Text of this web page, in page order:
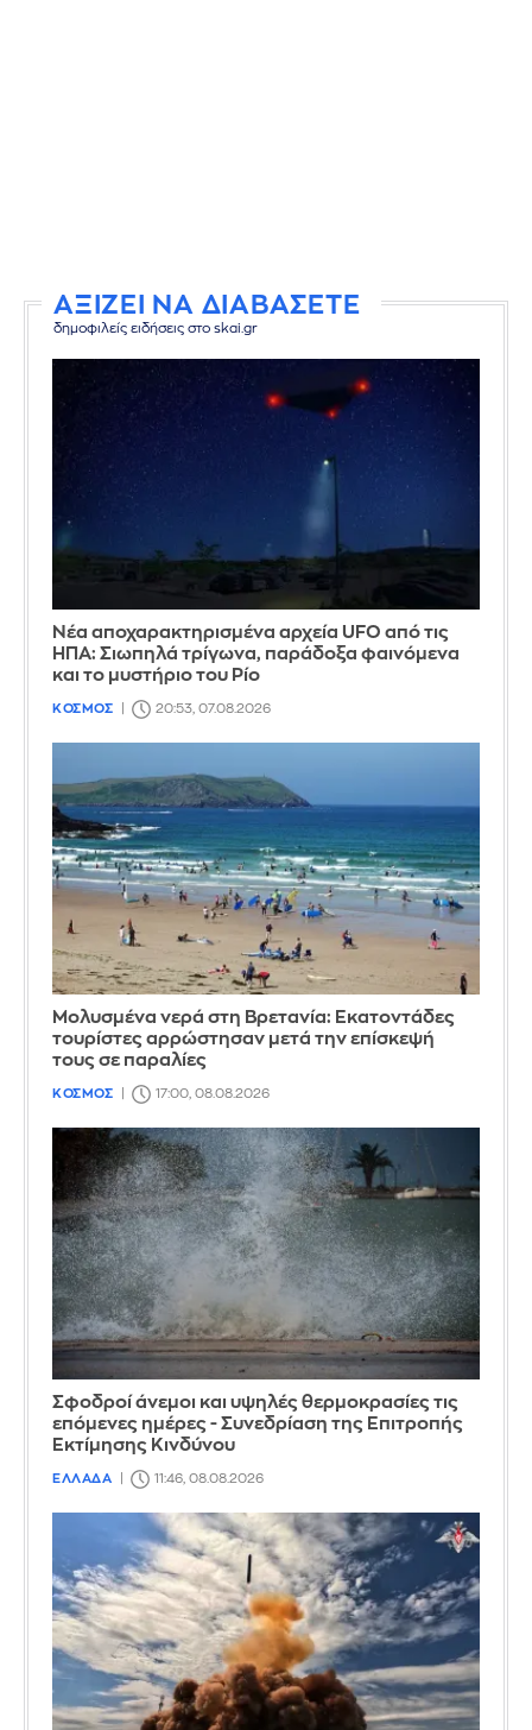
ΑΞΙΖΕΙ ΝΑ ΔΙΑΒΑΣΕΤΕ
δημοφιλείς ειδήσεις στο skai.gr
Νέα αποχαρακτηρισμένα αρχεία UFO από τις
ΗΠΑ: Σιωπηλά τρίγωνα, παράδοξα φαινόμενα
και το μυστήριο του Ρίο
ΚΟΣΜΟΣ 20:53, 07.08.2026
Μολυσμένα νερά στη Βρετανία: Εκατοντάδες
τουρίστες αρρώστησαν μετά την επίσκεψή
τους σε παραλίες
ΚΟΣΜΟΣ 17:00, 08.08.2026
Σφοδροί άνεμοι και υψηλές θερμοκρασίες τις
επόμενες ημέρες - Συνεδρίαση της Επιτροπής
Εκτίμησης Κινδύνου
ΕΛΛΑΔΑ 11:46, 08.08.2026